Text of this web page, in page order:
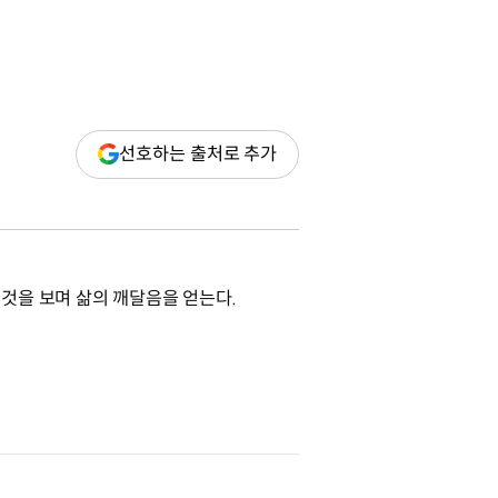
선호하는 출처로 추가(새
창
을 보며 삶의 깨달음을 얻는다.